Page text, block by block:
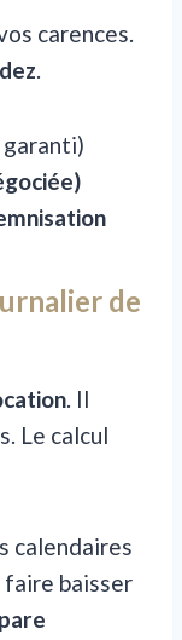
carences.
.
garanti)
de
. Il
Le calcul
calendaires
baisser